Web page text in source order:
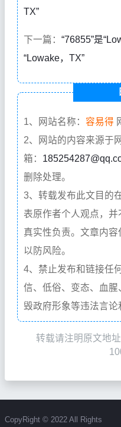
TX”
下一篇： “76855”是
“Lowake，TX”
1、网站名称： 容易得
2、网站的内容来源于
箱：
删除处理。
3、转载发布此文目的
表原作者个人观点，
真实性负责。文章内容
以防风险。
4、禁止发布和链接任
信、低俗、变态、血
毁政府形象等违法言论
转载请注明原文地
CopyRight © 2022 All Rights